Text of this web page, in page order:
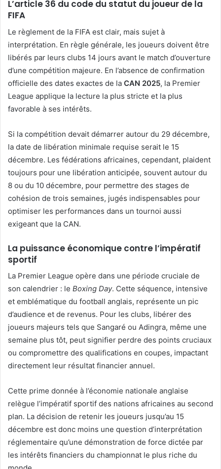
L’article 36 du code du statut du joueur de la
FIFA
Le règlement de la FIFA est clair, mais sujet à
interprétation. En règle générale, les joueurs doivent être
libérés par leurs clubs 14 jours avant le match d’ouverture
d’une compétition majeure. En l’absence de confirmation
officielle des dates exactes de la CAN 2025, la Premier
League applique la lecture la plus stricte et la plus
favorable à ses intérêts.
Si la compétition devait démarrer autour du 29 décembre,
la date de libération minimale requise serait le 15
décembre. Les fédérations africaines, cependant, plaident
toujours pour une libération anticipée, souvent autour du
8 ou du 10 décembre, pour permettre des stages de
cohésion de trois semaines, jugés indispensables pour
optimiser les performances dans un tournoi aussi
exigeant que la CAN.
La puissance économique contre l’impératif
sportif
La Premier League opère dans une période cruciale de
son calendrier : le Boxing Day. Cette séquence, intensive
et emblématique du football anglais, représente un pic
d’audience et de revenus. Pour les clubs, libérer des
joueurs majeurs tels que Sangaré ou Adingra, même une
semaine plus tôt, peut signifier perdre des points cruciaux
ou compromettre des qualifications en coupes, impactant
directement leur résultat financier annuel.
Cette prime donnée à l’économie nationale anglaise
relègue l’impératif sportif des nations africaines au second
plan. La décision de retenir les joueurs jusqu’au 15
décembre est donc moins une question d’interprétation
réglementaire qu’une démonstration de force dictée par
les intérêts financiers du championnat le plus riche du